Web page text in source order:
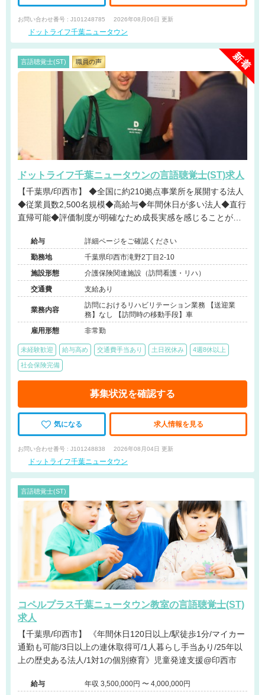
お問い合わせ番号 : J101248785 2026年08月06日 更新
ドットライフ千葉ニュータウン
言語聴覚士(ST) 職員の声
ドットライフ千葉ニュータウンの言語聴覚士(ST)求人
【千葉県/印西市】 ◆全国に約210拠点事業所を展開する法人
◆従業員数2,500名規模◆高給与◆年間休日が多い法人◆直行
直帰可能◆評価制度が明確なため成長実感を感じることが可
給与
詳細ページをご確認ください
勤務地
千葉県印西市滝野2丁目2-10
施設形態
介護保険関連施設（訪問看護・リハ）
交通費
支給あり
業務内容
訪問におけるリハビリテーション業務 【送迎業
務】なし 【訪問時の移動手段】車
雇用形態
非常勤
未経験歓迎 給与高め 交通費手当あり 土日祝休み 4週8休以上
社会保険完備
募集状況を確認する
気になる 求人情報を見る
お問い合わせ番号 : J101248838 2026年08月04日 更新
ドットライフ千葉ニュータウン
言語聴覚士(ST)
コペルプラス千葉ニュータウン教室の言語聴覚士(ST)
求人
【千葉県/印西市】 《年間休日120日以上/駅徒歩1分/マイカー
通勤も可能/3日以上の連休取得可/1人暮らし手当あり/25年以
上の歴史ある法人/1対1の個別療育》児童発達支援@印西市
給与
年収 3,500,000円 〜 4,000,000円